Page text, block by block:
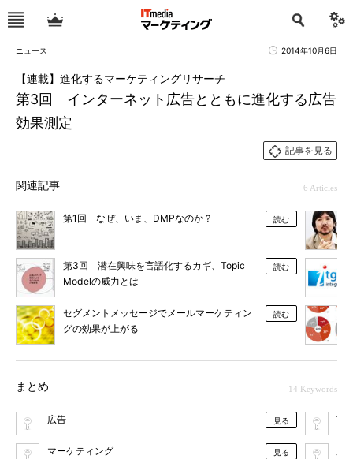
ニュース 2014年10月6日
第3回 インターネット広告とともに進化する広告
効果測定
【連載】進化するマーケティングリサーチ
記事を見る
関連記事 6 Articles
第1回 なぜ、いま、DMPなのか？ 読む
第3回 潜在興味を言語化するカギ、Topic
Modelの威力とは
読む
セグメントメッセージでメールマーケティン
グの効果が上がる
読む
まとめ 14 Keywords
広告 見る
マーケティング 見る
市